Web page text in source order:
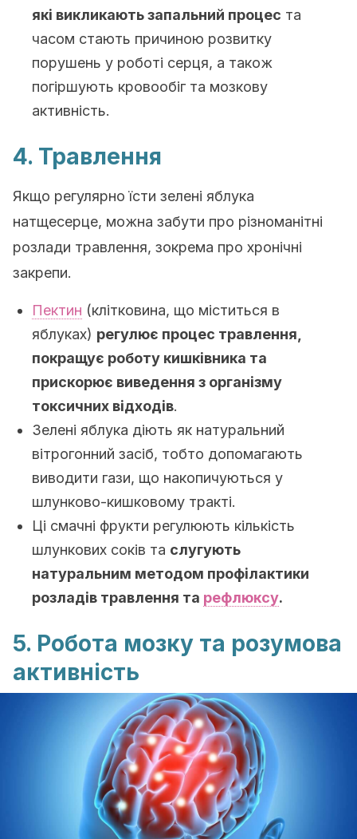
які викликають запальний процес та
часом стають причиною розвитку
порушень у роботі серця, а також
погіршують кровообіг та мозкову
активність.
4. Травлення
Якщо регулярно їсти зелені яблука
натщесерце, можна забути про різноманітні
розлади травлення, зокрема про хронічні
закрепи.
Пектин (клітковина, що міститься в
яблуках) регулює процес травлення,
покращує роботу кишківника та
прискорює виведення з організму
токсичних відходів.
Зелені яблука діють як натуральний
вітрогонний засіб, тобто допомагають
виводити гази, що накопичуються у
шлунково-кишковому тракті.
Ці смачні фрукти регулюють кількість
шлункових соків та слугують
натуральним методом профілактики
розладів травлення та рефлюксу.
5. Робота мозку та розумова
активність